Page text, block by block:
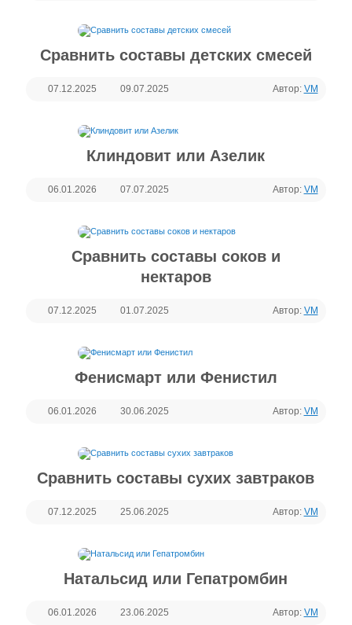
Сравнить составы детских смесей
07.12.2025 09.07.2025 Автор: VM
Клиндовит или Азелик
06.01.2026 07.07.2025 Автор: VM
Сравнить составы соков и
нектаров
07.12.2025 01.07.2025 Автор: VM
Фенисмарт или Фенистил
06.01.2026 30.06.2025 Автор: VM
Сравнить составы сухих завтраков
07.12.2025 25.06.2025 Автор: VM
Натальсид или Гепатромбин
06.01.2026 23.06.2025 Автор: VM